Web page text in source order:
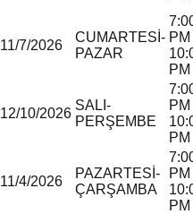
11/7/2026
CUMARTESİ-
PAZAR
PM
PM
12/10/2026
SALI-
PERŞEMBE
PM
PM
11/4/2026
PAZARTESİ-
ÇARŞAMBA
PM
PM